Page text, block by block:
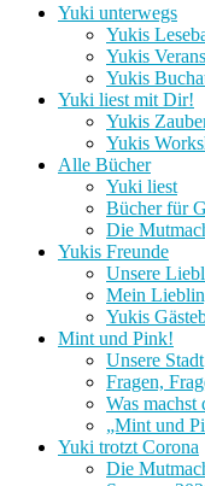
Yuki unterwegs
Yukis
Yukis
Yukis
Yuki liest mit Dir!
Yukis
Yukis
Alle Bücher
Yuki liest
Bücher für
Die
Yukis Freunde
Unsere
Mein
Yukis
Mint und Pink!
Unsere Stadt
Fragen,
Was machst
„Mint und
Yuki trotzt Corona
Die